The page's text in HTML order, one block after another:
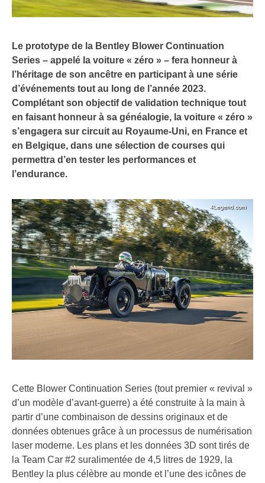
Le prototype de la Bentley Blower Continuation
Series – appelé la voiture « zéro » – fera honneur à
l’héritage de son ancêtre en participant à une série
d’événements tout au long de l’année 2023.
Complétant son objectif de validation technique tout
en faisant honneur à sa généalogie, la voiture « zéro »
s’engagera sur circuit au Royaume-Uni, en France et
en Belgique, dans une sélection de courses qui
permettra d’en tester les performances et
l’endurance.
Cette Blower Continuation Series (tout premier « revival »
d’un modèle d’avant-guerre) a été construite à la main à
partir d’une combinaison de dessins originaux et de
données obtenues grâce à un processus de numérisation
laser moderne. Les plans et les données 3D sont tirés de
la Team Car #2 suralimentée de 4,5 litres de 1929, la
Bentley la plus célèbre au monde et l’une des icônes de